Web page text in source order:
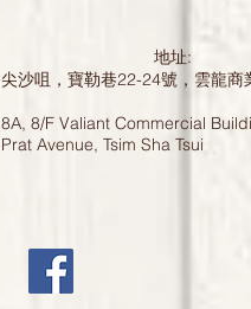
地址:
尖沙咀，寶勒巷22-24號，雲龍
8A, 8/F Valiant Commercial
Prat Avenue, Tsim Sha Tsui